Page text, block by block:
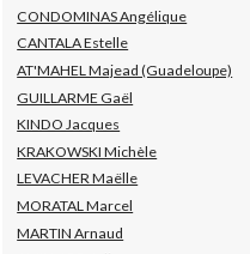
CONDOMINAS Angélique
CANTALA Estelle
AT'MAHEL Majead (Guadeloupe)
GUILLARME Gaël
KINDO Jacques
KRAKOWSKI Michèle
LEVACHER Maëlle
MORATAL Marcel
MARTIN Arnaud